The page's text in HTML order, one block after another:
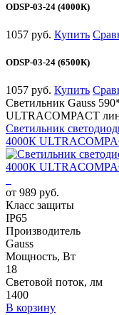
ODSP-03-24 (4000К)
1057 руб. Купить
ODSP-03-24 (6500К)
1057 руб. Купить
Светильник Gauss
ULTRACOMPACT
Светильник
4000К
от 989 руб.
Класс защиты
IP65
Производитель
Gauss
Мощность, Вт
18
Световой поток, лм
1400
В корзину